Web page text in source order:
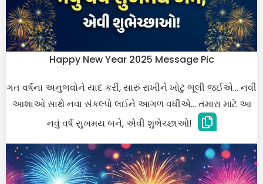
Happy New Year 2025 Message Pic
ગત વર્ષના અનુભવોને યાદ કરી, સારું રાખીને ખોટું ભૂલી જઈએ… નવી
આશાઓ સાથે નવા સંકલ્પો લઈને આગળ વધીએ… તમારા માટે આ
નવું વર્ષ સુખમય બને, એવી શુભેચ્છાઓ!